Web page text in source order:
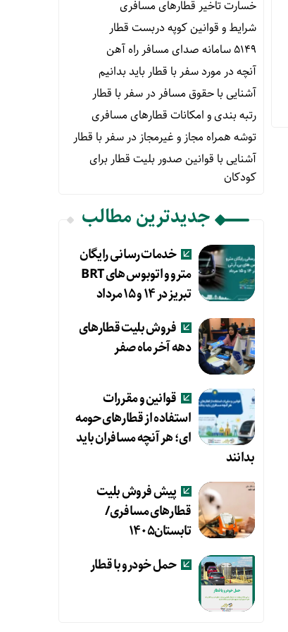
خسارت تاخیر قطارهای مسافری
شرایط و قوانین کوپه دربست قطار
۵۱۴۹ سامانه صدای مسافر راه آهن
آنچه در مورد سفر با قطار باید بدانیم
آشنایی با حقوق مسافر در سفر با قطار
رتبه بندی و امکانات قطارهای مسافری
توشه همراه مجاز و غیرمجاز در سفر با قطار
آشنایی با قوانین صدور بلیت قطار برای
کودکان
جدیدترین مطالب
خدمات رسانی رایگان
مترو و اتوبوس های BRT
تبریز در ۱۴ و ۱۵ مرداد
فروش بلیت قطارهای
دهه آخر ماه صفر
قوانین و مقررات
استفاده از قطارهای حومه
ای؛ هر آنچه مسافران باید
بدانند
پیش فروش بلیت
قطارهای مسافری/
تابستان۱۴۰۵
حمل خودرو با قطار